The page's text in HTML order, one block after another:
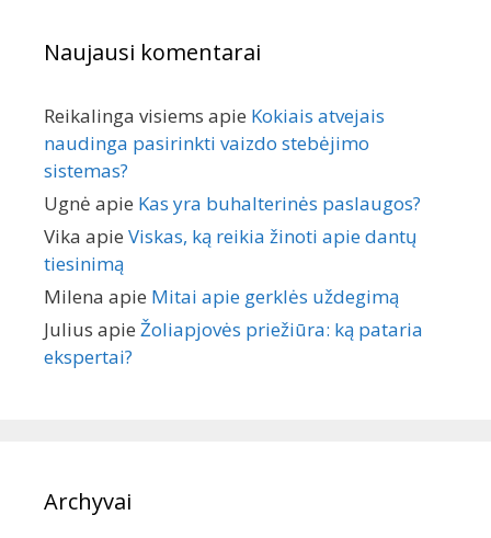
Naujausi komentarai
Reikalinga visiems apie Kokiais atvejais
naudinga pasirinkti vaizdo stebėjimo
sistemas?
Ugnė apie Kas yra buhalterinės paslaugos?
Vika apie Viskas, ką reikia žinoti apie dantų
tiesinimą
Milena apie Mitai apie gerklės uždegimą
Julius apie Žoliapjovės priežiūra: ką pataria
ekspertai?
Archyvai